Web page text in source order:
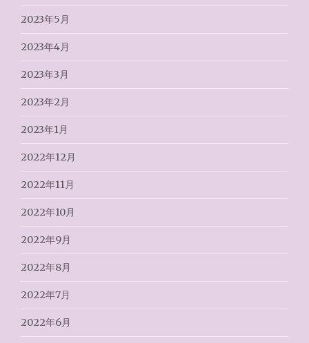
2023年5月
2023年4月
2023年3月
2023年2月
2023年1月
2022年12月
2022年11月
2022年10月
2022年9月
2022年8月
2022年7月
2022年6月